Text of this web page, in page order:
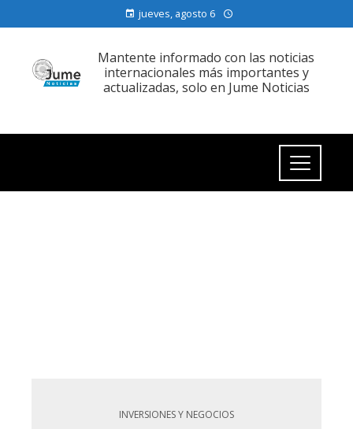
jueves, agosto 6
Mantente informado con las noticias
internacionales más importantes y
actualizadas, solo en Jume Noticias
INVERSIONES Y NEGOCIOS